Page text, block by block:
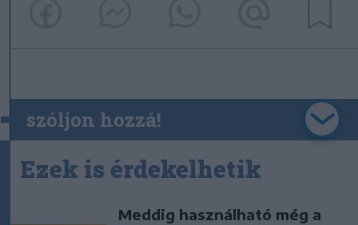
szóljon hozzá!
Ezek is érdekelhetik
Meddig használható még a